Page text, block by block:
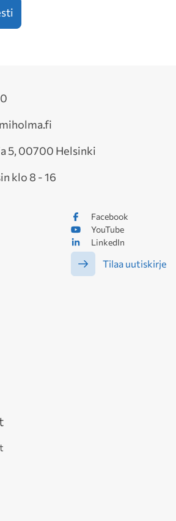
5, 00700 Helsinki
klo 8 - 16
Facebook
YouTube
LinkedIn
Tilaa uutiskirje